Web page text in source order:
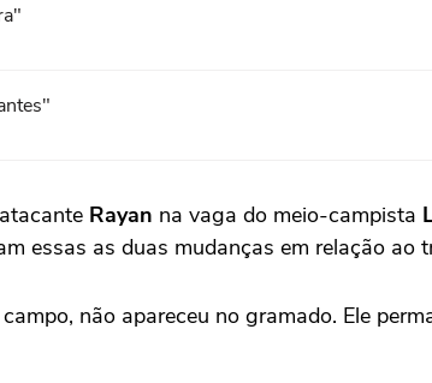
Rayan na vaga do meio-campista
essas as duas mudanças em relação ao
não apareceu no gramado. Ele